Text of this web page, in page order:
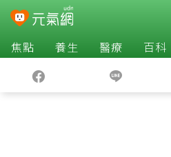
焦點 養生 醫療 百科